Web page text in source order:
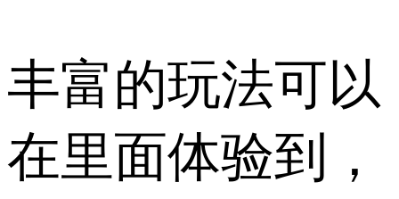
丰富的玩法可以
在里面体验到，